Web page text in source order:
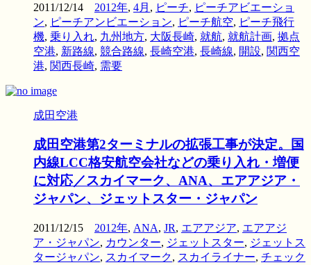
2011/12/14 2012年, 4月 , ピーチ, ピーチアビエーショ
ン, ピーチアンビエーション, ピーチ航空, ピーチ飛行
機, 乗り入れ, 九州地方, 大阪長崎, 就航, 就航計画, 拠点
空港, 新路線, 競合路線, 長崎空港, 長崎線, 開設, 関西空
港, 関西長崎, 需要
成田空港
成田空港第2ターミナルの拡張工事が決定。国
内線LCC格安航空会社などの乗り入れ・増便
に対応／スカイマーク、ANA、エアアジア・
ジャパン、ジェットスター・ジャパン
2011/12/15 2012年, ANA, JR, エアアジア, エアアジ
ア・ジャパン, カウンター, ジェットスター, ジェットス
タージャパン, スカイマーク, スカイライナー, チェック